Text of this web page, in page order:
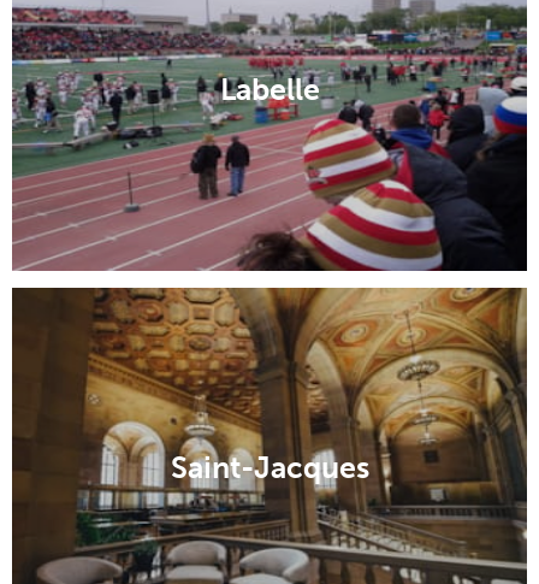
Labelle
Saint-Jacques